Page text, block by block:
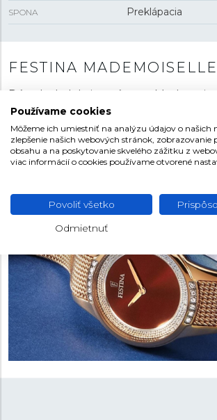
SPONA Preklápacia
FESTINA MADEMOISELLE
Dámska kolekcia s názvom
jemných kriviek, zmyselných detailov a
módnych farieb. Jednoduché a čisté
zirkónmi sú natoľko úchvatné, že sa
oficiálnym partnerom Miss France.
Používame cookies
Môžeme ich umiestniť na analýzu údajov o našich
zlepšenie našich webových stránok, zobrazovanie
obsahu a na poskytovanie skvelého zážitku z
viac informácií o cookies používame otvorené
Povoliť všetko
Odmietnuť